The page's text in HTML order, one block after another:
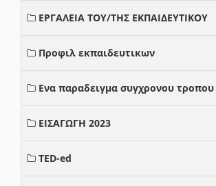
ΕΡΓΑΛΕΙΑ ΤΟΥ/ΤΗΣ ΕΚΠΑΙΔΕΥΤΙΚΟΥ
Προφιλ εκπαιδευτικων
Ενα παραδειγμα συγχρονου
ΕΙΣΑΓΩΓΗ 2023
TED-ed